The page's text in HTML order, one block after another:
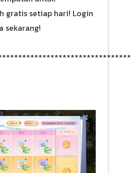
gratis setiap hari! Login
sekarang!